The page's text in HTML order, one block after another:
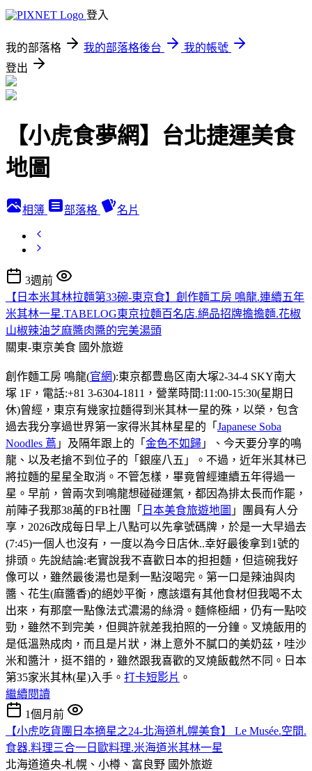
登入
我的部落格 我的部落格後台
我的帳號
登出
【小虎食夢網】台北捷運美食
地圖
相簿 部落格 名片
3週前
【日本米其林拉麵第33碗-東京食】創作麵工房 鳴龍.連續五年
米其林一星.TABELOG東京拉麵百名店.絕品招牌擔擔麵.花椒
山椒辣油芝麻醬肉醬的完美湯頭
關東-東京美食 國外旅遊
創作麵工房 鳴龍(官網):東京都豊島区南大塚2-34-4 SKY南大
塚 1F，電話:+81 3-6304-1811，營業時間:11:00-15:30(星期日
休)曾經，東京有幾家拉麵得到米其林一星的殊，以榮，包含
過去我分享過世界第一家得米其林星星的「 Japanese Soba
Noodles 蔦 」及隔年跟上的「 金色不如歸 」、今天要分享的鳴
龍、以及老搶不到位子的「銀座八五」。不過，近年米其林已
將拉麵的星星全取消。不管怎樣，畢竟曾經連續五年得過一
星。早前，曾兩次到鳴龍想碰碰運氣，都因為排太長而作罷，
前陣子我那38萬的FB社團「 日本美食旅遊地圖 」團員有人分
享，2026改成每日早上八點可以先拿號碼牌，於是一大早過去
(7:45)一個人也沒有，一度以為今日店休..幸好最後拿到1號的
排頭。先說結論:老實說我不喜歡日本的担担麵，但這碗我好
像可以，雖然最後湯也是剩一點沒喝完。第一口是辣油與肉
醬、花生(麻醬香)的絕妙平衡，應該還有其他食材但我喝不太
出來，有那麼一點像法式濃湯的絲滑。麵條極細，仍有一點咬
勁，雖然不到完美，但興許就差我拍照的一分鐘。叉燒飯用的
是低溫熟成肉，而且是片狀，淋上意外不膩口的美奶茲，哇沙
米和醬汁，挺不錯的，雖然跟我喜歡的叉燒飯截然不同。日本
第35家米其林(星)入手。 打卡短影片 。
繼續閱讀
1個月前
【小虎吃貨團日本摘星之24-北海道札幌美食】 Le Musée.空間.
食器.料理三合一日歐料理.米海道米其林一星
北海道道央-札幌、小樽、富良野 國外旅遊